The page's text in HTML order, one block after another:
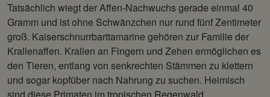
Tatsächlich wiegt der Affen-Nachwuchs gerade einmal 40
Gramm und ist ohne Schwänzchen nur rund fünf Zentimeter
groß. Kaiserschnurrbarttamarine gehören zur Familie der
Krallenaffen. Krallen an Fingern und Zehen ermöglichen es
den Tieren, entlang von senkrechten Stämmen zu klettern
und sogar kopfüber nach Nahrung zu suchen. Heimisch